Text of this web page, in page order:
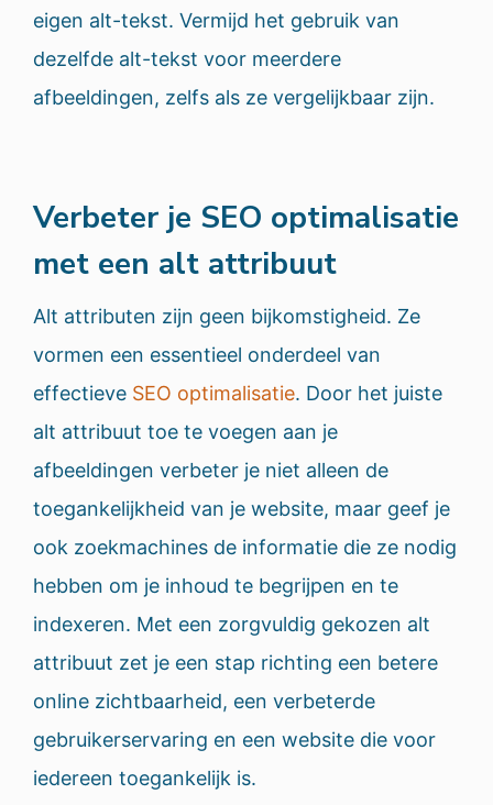
eigen alt-tekst. Vermijd het gebruik van
dezelfde alt-tekst voor meerdere
afbeeldingen, zelfs als ze vergelijkbaar zijn.
Verbeter je SEO optimalisatie
met een alt attribuut
Alt attributen zijn geen bijkomstigheid. Ze
vormen een essentieel onderdeel van
effectieve SEO optimalisatie. Door het juiste
alt attribuut toe te voegen aan je
afbeeldingen verbeter je niet alleen de
toegankelijkheid van je website, maar geef je
ook zoekmachines de informatie die ze nodig
hebben om je inhoud te begrijpen en te
indexeren. Met een zorgvuldig gekozen alt
attribuut zet je een stap richting een betere
online zichtbaarheid, een verbeterde
gebruikerservaring en een website die voor
iedereen toegankelijk is.